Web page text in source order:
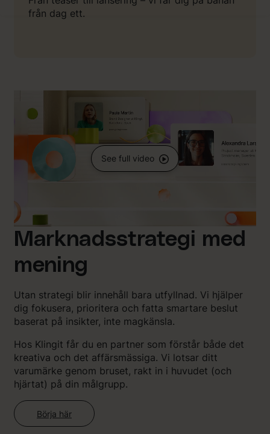
från dag ett.
See full video
Marknadsstrategi med
mening
Utan strategi blir innehåll bara utfyllnad. Vi hjälper
dig fokusera, prioritera och fatta smartare beslut
baserat på insikter, inte magkänsla.
Hos Klingit får du en partner som förstår både det
kreativa och det affärsmässiga. Vi lotsar ditt
varumärke genom bruset, rakt in i huvudet (och
hjärtat) på din målgrupp.
Börja här